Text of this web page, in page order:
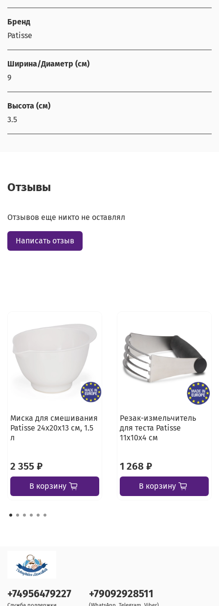
Бренд
Patisse
Ширина/Диаметр (см)
9
Высота (см)
3.5
Отзывы
Отзывов еще никто не оставлял
Написать отзыв
Миска для смешивания
Patisse 24х20х13 см, 1.5
л
2 355 ₽
В корзину
Резак-измельчитель
для теста Patisse
11х10х4 см
1 268 ₽
В корзину
+74956479227 +79092928511